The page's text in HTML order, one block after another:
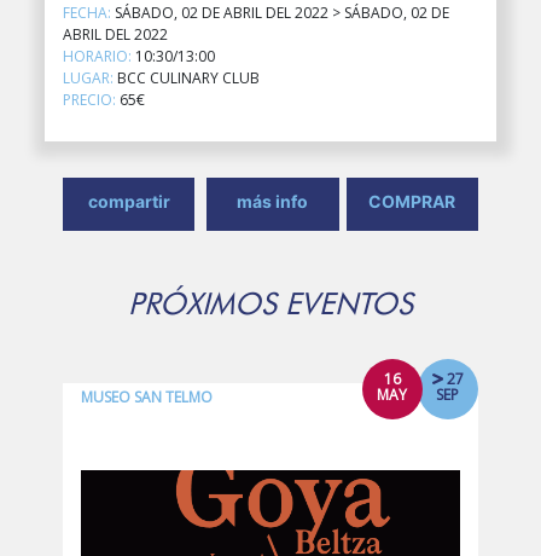
FECHA: SÁBADO, 02 DE ABRIL DEL 2022 > SÁBADO, 02 DE
ABRIL DEL 2022
HORARIO: 10:30/13:00
LUGAR: BCC CULINARY CLUB
PRECIO: 65€
compartir más info COMPRAR
PRÓXIMOS EVENTOS
16
MAY
27
SEP
MUSEO SAN TELMO